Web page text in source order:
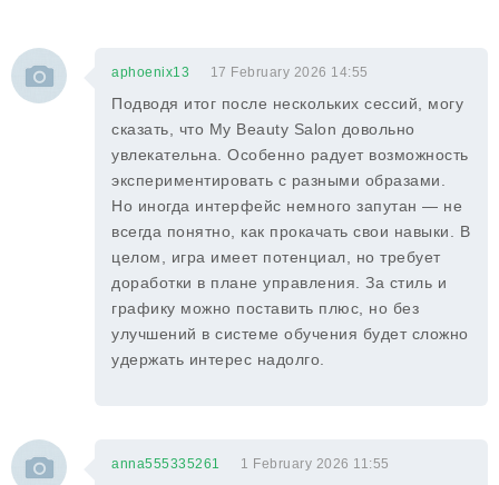
aphoenix13 17 February 2026 14:55
Подводя итог после нескольких сессий, могу
сказать, что My Beauty Salon довольно
увлекательна. Особенно радует возможность
экспериментировать с разными образами.
Но иногда интерфейс немного запутан — не
всегда понятно, как прокачать свои навыки. В
целом, игра имеет потенциал, но требует
доработки в плане управления. За стиль и
графику можно поставить плюс, но без
улучшений в системе обучения будет сложно
удержать интерес надолго.
anna555335261 1 February 2026 11:55